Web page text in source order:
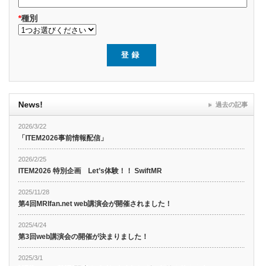
*種別
News!
2026/3/22
「ITEM2026事前情報配信」
2026/2/25
ITEM2026 特別企画 Let’s体験！！ SwiftMR
2025/11/28
第4回MRIfan.net web講演会が開催されました！
2025/4/24
第3回web講演会の開催が決まりました！
2025/3/1
過去の記事